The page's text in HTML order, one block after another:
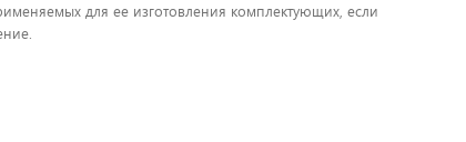
для ее изготовления комплектующих, если